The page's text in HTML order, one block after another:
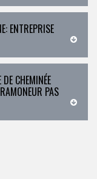
ENTREPRISE
CHEMINÉE
PAS